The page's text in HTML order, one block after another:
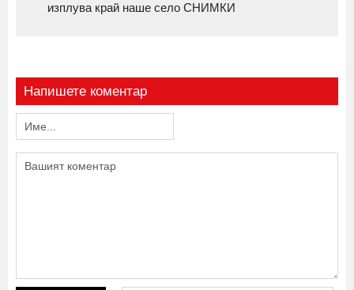
изплува край наше село СНИМКИ
Напишете коментар